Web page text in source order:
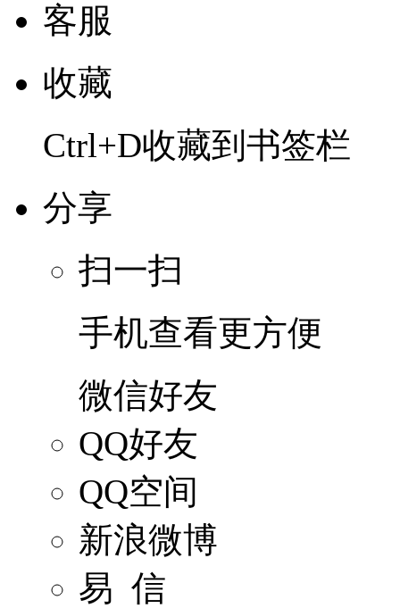
客服
收藏
Ctrl+D收藏到书签栏
分享
扫一扫
手机查看更方便
微信好友
QQ好友
QQ空间
新浪微博
易 信